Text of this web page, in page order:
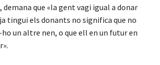
demana que «la gent vagi igual a donar
tingui els donants no significa que no
un altre nen, o que ell en un futur en